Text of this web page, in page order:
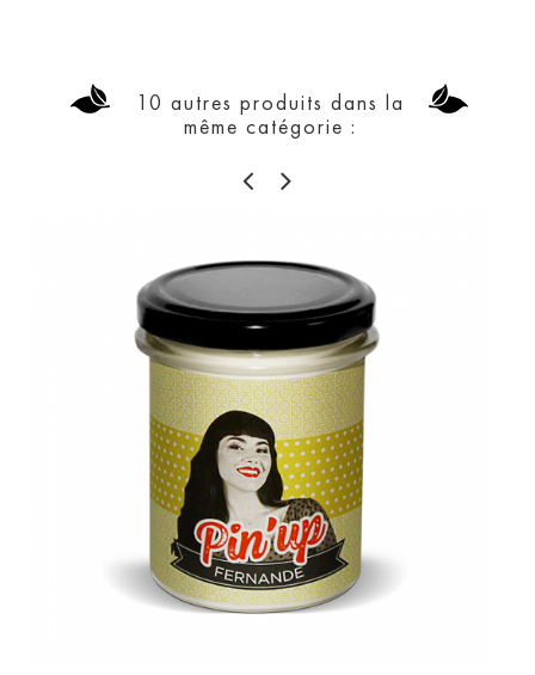
10 autres produits dans la
même catégorie :